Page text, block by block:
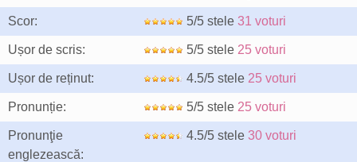
Scor: 5/5 stele 31 voturi
Ușor de scris: 5/5 stele 25 voturi
Ușor de reținut: 4.5/5 stele 25 voturi
Pronunție: 5/5 stele 25 voturi
Pronunţie
englezească:
4.5/5 stele 30 voturi